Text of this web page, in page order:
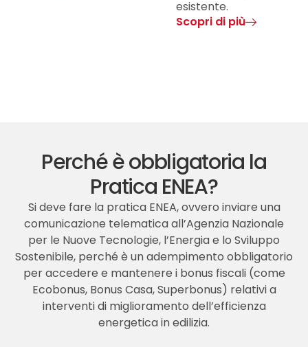
esistente.
Scopri di più
Perché è obbligatoria la
Pratica ENEA?
Si deve fare la pratica ENEA, ovvero inviare una
comunicazione telematica all’Agenzia Nazionale
per le Nuove Tecnologie, l’Energia e lo Sviluppo
Sostenibile, perché è un adempimento obbligatorio
per accedere e mantenere i bonus fiscali (come
Ecobonus, Bonus Casa, Superbonus) relativi a
interventi di miglioramento dell’efficienza
energetica in edilizia.